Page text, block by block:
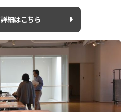
詳細はこちら